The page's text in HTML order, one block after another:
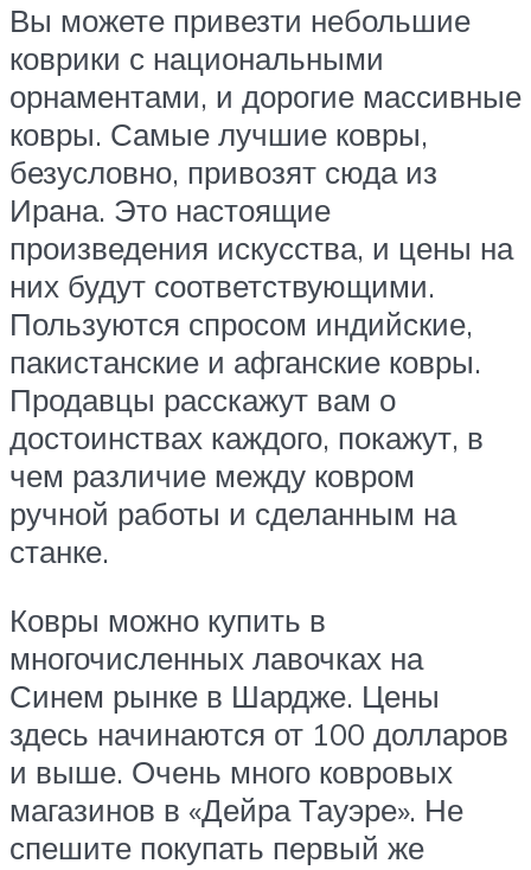
Вы можете привезти небольшие
коврики с национальными
орнаментами, и дорогие массивные
ковры. Самые лучшие ковры,
безусловно, привозят сюда из
Ирана. Это настоящие
произведения искусства, и цены на
них будут соответствующими.
Пользуются спросом индийские,
пакистанские и афганские ковры.
Продавцы расскажут вам о
достоинствах каждого, покажут, в
чем различие между ковром
ручной работы и сделанным на
станке.
Ковры можно купить в
многочисленных лавочках на
Синем рынке в Шардже. Цены
здесь начинаются от 100 долларов
и выше. Очень много ковровых
магазинов в «Дейра Тауэре». Не
спешите покупать первый же